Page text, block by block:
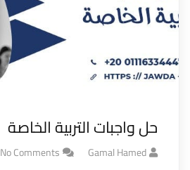
حل واجبات التربية الخاصة
Gamal Hamed
No Comments